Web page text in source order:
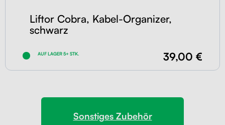
Liftor Cobra, Kabel-Organizer,
schwarz
AUF LAGER 5+ STK. 39,00 €
Sonstiges Zubehör